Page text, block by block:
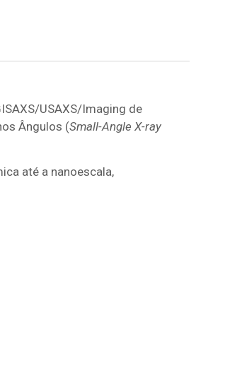
USAXS/Imaging de
Ângulos (Small-Angle X-ray
até a nanoescala,